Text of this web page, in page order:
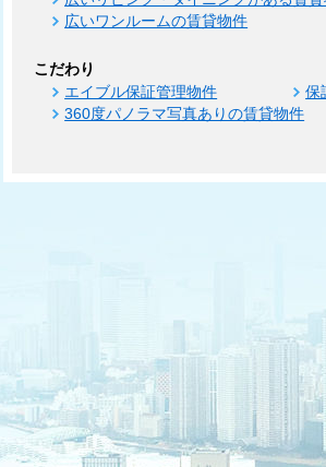
広いワンルームの賃貸物件
こだわり
エイブル保証管理物件 保
360度パノラマ写真ありの賃貸物件